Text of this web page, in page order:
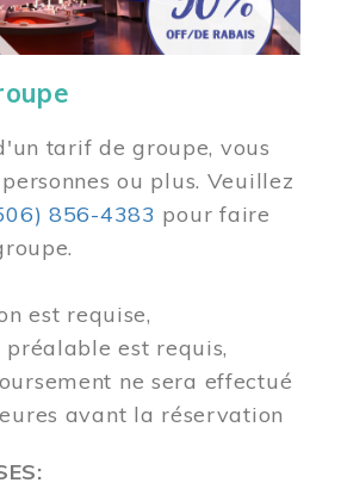
tarif de groupe, vous
ou plus. Veuillez
856-4383 pour faire
est requise,
est requis,
ne sera effectué
avant la réservation